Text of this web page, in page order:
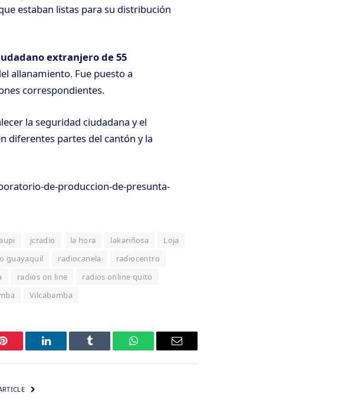
estaban listas para su distribución
extranjero de 55
allanamiento. Fue puesto a
correspondientes.
la seguridad ciudadana y el
diferentes partes del cantón y la
de-produccion-de-presunta-
jcradio la hora lakariñosa
Loja
guayaquil radiocanela
radiocentro
radios on line
radios online quito
Vilcabamba
Pinterest LinkedIn Tumblr WhatsAppEmail